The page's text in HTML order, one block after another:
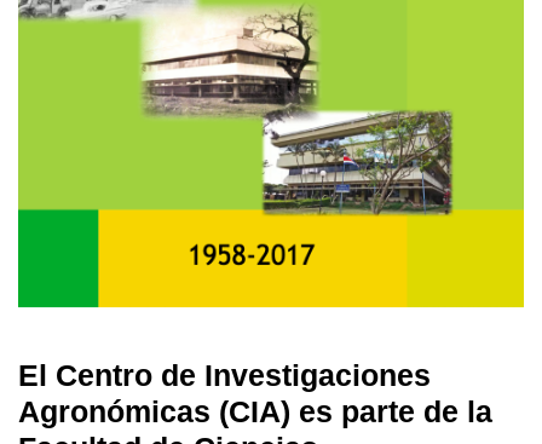
El Centro de Investigaciones
Agronómicas (CIA) es parte de la